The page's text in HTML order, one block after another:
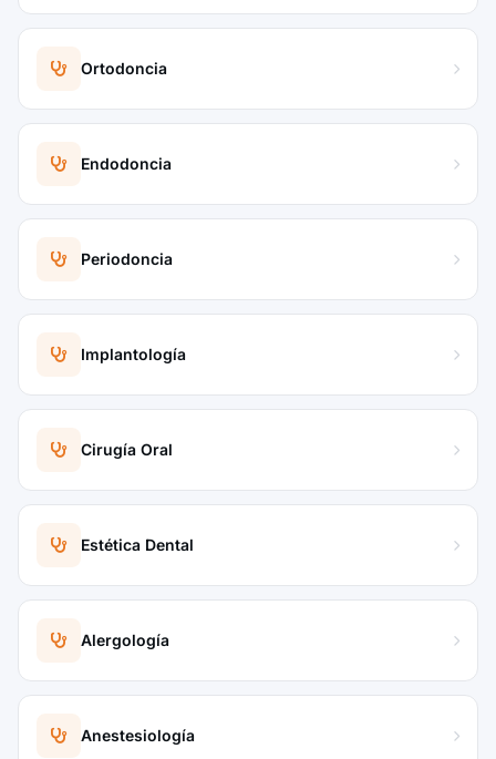
Ortodoncia
Endodoncia
Periodoncia
Implantología
Cirugía Oral
Estética Dental
Alergología
Anestesiología